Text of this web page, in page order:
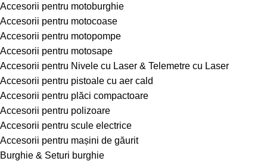
Accesorii pentru motoburghie
Accesorii pentru motocoase
Accesorii pentru motopompe
Accesorii pentru motosape
Accesorii pentru Nivele cu Laser & Telemetre cu Laser
Accesorii pentru pistoale cu aer cald
Accesorii pentru plăci compactoare
Accesorii pentru polizoare
Accesorii pentru scule electrice
Accesorii pentru mașini de găurit
Burghie & Seturi burghie